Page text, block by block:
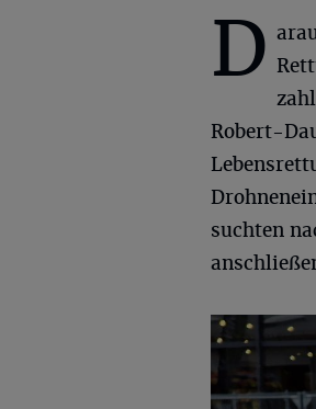
D
Robert-
suchten